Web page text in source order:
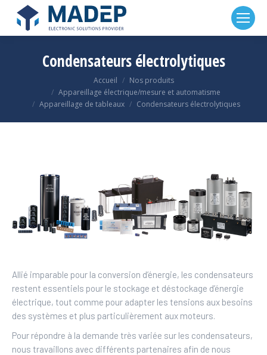
Condensateurs électrolytiques
Accueil
Nos produits
Appareillage électrique/mesure et automatisme
Appareillage de tableaux
Condensateurs électrolytiques
Allié imparable pour la conversion d’énergie, les condensateurs
restent essentiels pour le stockage et déstockage d’énergie
électrique, tout comme pour adapter les tensions aux besoins
des systèmes et plus particulièrement aux moteurs.
Pour répondre à la demande très variée sur les condensateurs,
nous travaillons avec différents partenaires afin de nous
Panneau de gestion des cookies